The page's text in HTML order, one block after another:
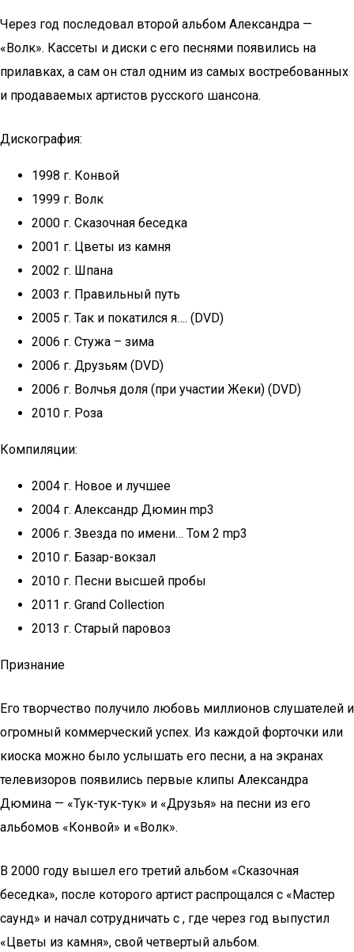
Через год последовал второй альбом Александра —
«Волк». Кассеты и диски с его песнями появились на
прилавках, а сам он стал одним из самых востребованных
и продаваемых артистов русского шансона.
Дискография:
1998 г. Конвой
1999 г. Волк
2000 г. Сказочная беседка
2001 г. Цветы из камня
2002 г. Шпана
2003 г. Правильный путь
2005 г. Так и покатился я…. (DVD)
2006 г. Стужа – зима
2006 г. Друзьям (DVD)
2006 г. Волчья доля (при участии Жеки) (DVD)
2010 г. Роза
Компиляции:
2004 г. Новое и лучшее
2004 г. Александр Дюмин mp3
2006 г. Звезда по имени… Том 2 mp3
2010 г. Базар-вокзал
2010 г. Песни высшей пробы
2011 г. Grand Collection
2013 г. Старый паровоз
Признание
Его творчество получило любовь миллионов слушателей и
огромный коммерческий успех. Из каждой форточки или
киоска можно было услышать его песни, а на экранах
телевизоров появились первые клипы Александра
Дюмина — «Тук-тук-тук» и «Друзья» на песни из его
альбомов «Конвой» и «Волк».
В 2000 году вышел его третий альбом «Сказочная
беседка», после которого артист распрощался с «Мастер
саунд» и начал сотрудничать с , где через год выпустил
«Цветы из камня», свой четвертый альбом.